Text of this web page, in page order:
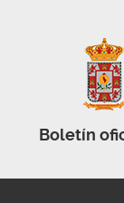
Boletín